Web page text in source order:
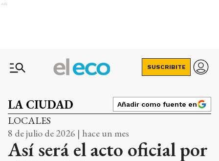
Ads
SUSCRIBITE
LA CIUDAD Añadir como fuente en
LOCALES
8 de julio de 2026 | hace un mes
Así será el acto oficial por